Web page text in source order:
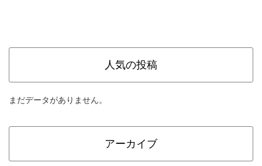
人気の投稿
まだデータがありません。
アーカイブ